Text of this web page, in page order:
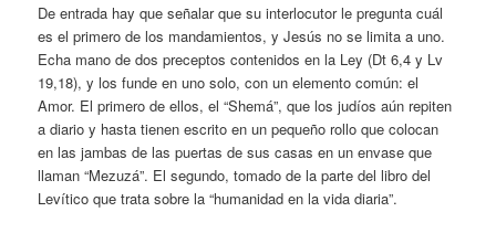
De entrada hay que señalar que su interlocutor le pregunta cuál
es el primero de los mandamientos, y Jesús no se limita a uno.
Echa mano de dos preceptos contenidos en la Ley (Dt 6,4 y Lv
19,18), y los funde en uno solo, con un elemento común: el
Amor. El primero de ellos, el “Shemá”, que los judíos aún repiten
a diario y hasta tienen escrito en un pequeño rollo que colocan
en las jambas de las puertas de sus casas en un envase que
llaman “Mezuzá”. El segundo, tomado de la parte del libro del
Levítico que trata sobre la “humanidad en la vida diaria”.